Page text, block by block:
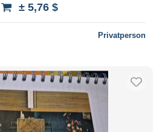
± 5,76 $
Privatperson